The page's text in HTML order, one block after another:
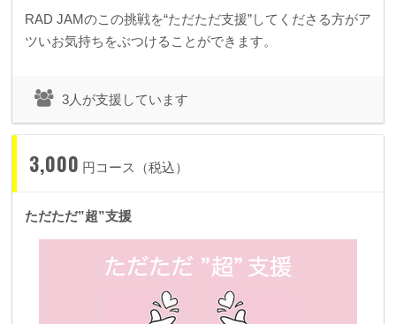
RAD JAMのこの挑戦を“ただただ支援”してくださる方がア
ツいお気持ちをぶつけることができます。
3人が支援しています
3,000 円コース（税込）
ただただ”超”支援